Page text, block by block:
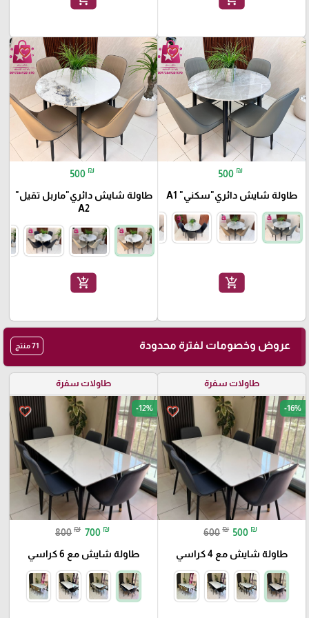
favorite_border
500 ₪
طاولة شايش دائري"سكني" A1
add_shopping_cart
favorite_border
500 ₪
طاولة شايش دائري"ماربل تقيل"
A2
add_shopping_cart
عروض وخصومات لفترة محدودة 71 منتج
طاولات سفرة
favorite_border -16%
600 ₪ 500 ₪
طاولة شايش مع 4 كراسي
طاولات سفرة
favorite_border -12%
800 ₪ 700 ₪
طاولة شايش مع 6 كراسي